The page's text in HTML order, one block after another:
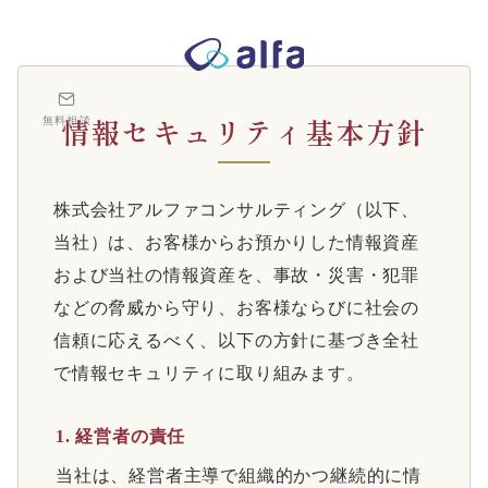
無料相談
株式会社アルファコンサルティング｜ホテル・旅館・観光業の事
情報セキュリティ基本方針
情報セキュリティ基本方針
株式会社アルファコンサルティング（以下、
当社）は、お客様からお預かりした情報資産
および当社の情報資産を、事故・災害・犯罪
などの脅威から守り、お客様ならびに社会の
信頼に応えるべく、以下の方針に基づき全社
で情報セキュリティに取り組みます。
1. 経営者の責任
当社は、経営者主導で組織的かつ継続的に情